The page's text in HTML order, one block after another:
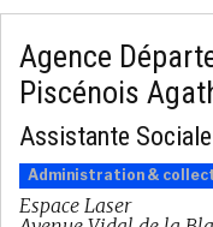
Agence
Piscénois
Assistante
Administration &
Espace Laser